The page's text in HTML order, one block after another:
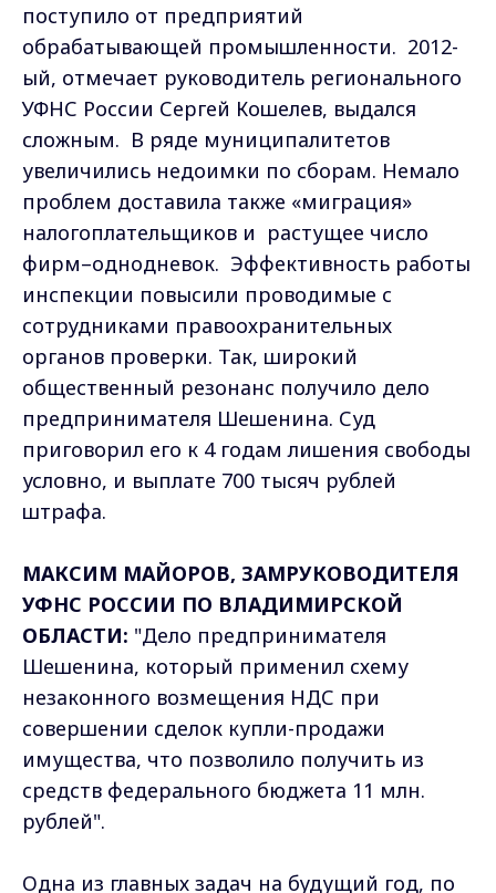
поступило от предприятий
обрабатывающей промышленности. 2012-
ый, отмечает руководитель регионального
УФНС России Сергей Кошелев, выдался
сложным. В ряде муниципалитетов
увеличились недоимки по сборам. Немало
проблем доставила также «миграция»
налогоплательщиков и растущее число
фирм–однодневок. Эффективность работы
инспекции повысили проводимые с
сотрудниками правоохранительных
органов проверки. Так, широкий
общественный резонанс получило дело
предпринимателя Шешенина. Суд
приговорил его к 4 годам лишения свободы
условно, и выплате 700 тысяч рублей
штрафа.
МАКСИМ МАЙОРОВ, ЗАМРУКОВОДИТЕЛЯ
УФНС РОССИИ ПО ВЛАДИМИРСКОЙ
ОБЛАСТИ: "Дело предпринимателя
Шешенина, который применил схему
незаконного возмещения НДС при
совершении сделок купли-продажи
имущества, что позволило получить из
средств федерального бюджета 11 млн.
рублей".
Одна из главных задач на будущий год, по